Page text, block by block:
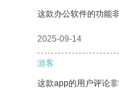
这款办公软件的功能
2025-09-14
游客
这款app的用户评论